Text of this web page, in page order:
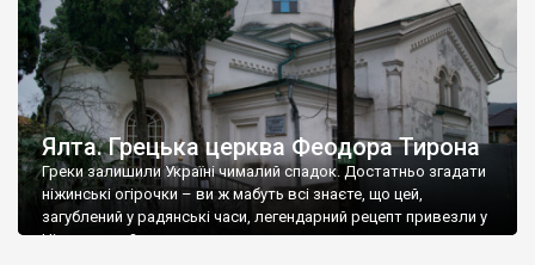
Ялта. Грецька церква Феодора Тирона
Греки залишили Україні чималий спадок. Достатньо згадати
ніжинські огірочки – ви ж мабуть всі знаєте, що цей,
загублений у радянські часи, легендарний рецепт привезли у
Ніжин греки?